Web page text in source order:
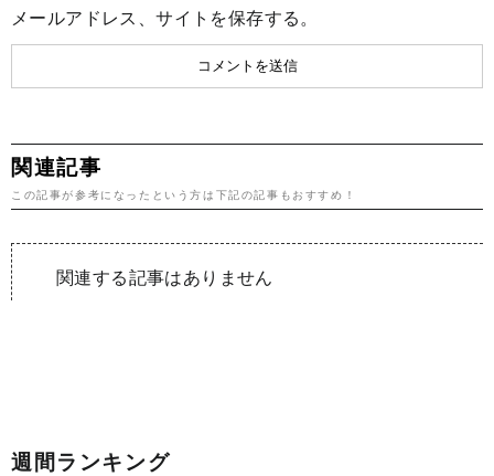
メールアドレス、サイトを保存する。
関連記事
この記事が参考になったという方は下記の記事もおすすめ！
関連する記事はありません
週間ランキング